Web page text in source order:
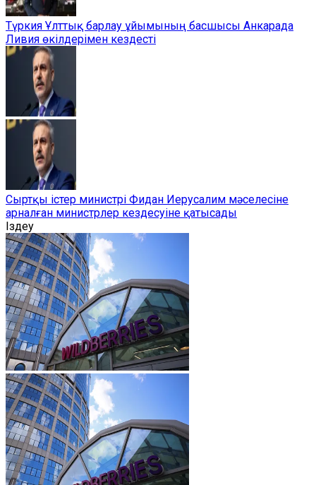
Түркия Ұлттық барлау ұйымының басшысы Анкарада
Ливия өкілдерімен кездесті
Сыртқы істер министрі Фидан Иерусалим мәселесіне
арналған министрлер кездесуіне қатысады
Іздеу